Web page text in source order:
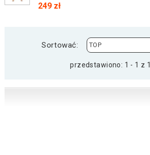
249 zł
Sortować:
przedstawiono: 1 - 1 z 1